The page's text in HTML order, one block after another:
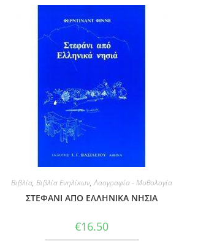
Βιβλία,Βιβλία Ενηλίκων,Λαογραφία - Μυθολογία
ΣΤΕΦΑΝΙ ΑΠΟ ΕΛΛΗΝΙΚΑ ΝΗΣΙΑ
€16.50